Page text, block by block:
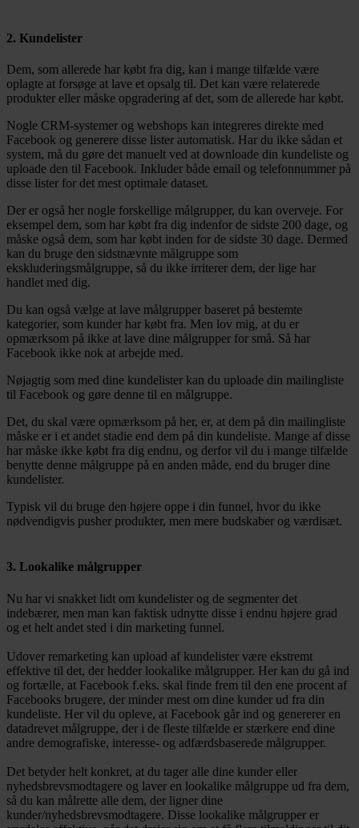
2. Kundelister
Dem, som allerede har købt fra dig, kan i mange tilfælde være
oplagte at forsøge at lave et opsalg til. Det kan være relaterede
produkter eller måske opgradering af det, som de allerede har købt.
Nogle CRM-systemer og webshops kan integreres direkte med
Facebook og generere disse lister automatisk. Har du ikke sådan et
system, må du gøre det manuelt ved at downloade din kundeliste og
uploade den til Facebook. Inkluder både email og telefonnummer på
disse lister for det mest optimale dataset.
Der er også her nogle forskellige målgrupper, du kan overveje. For
eksempel dem, som har købt fra dig indenfor de sidste 200 dage, og
måske også dem, som har købt inden for de sidste 30 dage. Dermed
kan du bruge den sidstnævnte målgruppe som
ekskluderingsmålgruppe, så du ikke irriterer dem, der lige har
handlet med dig.
Du kan også vælge at lave målgrupper baseret på bestemte
kategorier, som kunder har købt fra. Men lov mig, at du er
opmærksom på ikke at lave dine målgrupper for små. Så har
Facebook ikke nok at arbejde med.
Nøjagtig som med dine kundelister kan du uploade din mailingliste
til Facebook og gøre denne til en målgruppe.
Det, du skal være opmærksom på her, er, at dem på din mailingliste
måske er i et andet stadie end dem på din kundeliste. Mange af disse
har måske ikke købt fra dig endnu, og derfor vil du i mange tilfælde
benytte denne målgruppe på en anden måde, end du bruger dine
kundelister.
Typisk vil du bruge den højere oppe i din funnel, hvor du ikke
nødvendigvis pusher produkter, men mere budskaber og værdisæt.
3. Lookalike målgrupper
Nu har vi snakket lidt om kundelister og de segmenter det
indebærer, men man kan faktisk udnytte disse i endnu højere grad
og et helt andet sted i din marketing funnel.
Udover remarketing kan upload af kundelister være ekstremt
effektive til det, der hedder lookalike målgrupper. Her kan du gå ind
og fortælle, at Facebook f.eks. skal finde frem til den ene procent af
Facebooks brugere, der minder mest om dine kunder ud fra din
kundeliste. Her vil du opleve, at Facebook går ind og genererer en
datadrevet målgruppe, der i de fleste tilfælde er stærkere end dine
andre demografiske, interesse- og adfærdsbaserede målgrupper.
Det betyder helt konkret, at du tager alle dine kunder eller
nyhedsbrevsmodtagere og laver en lookalike målgruppe ud fra dem,
så du kan målrette alle dem, der ligner dine
kunder/nyhedsbrevsmodtagere. Disse lookalike målgrupper er